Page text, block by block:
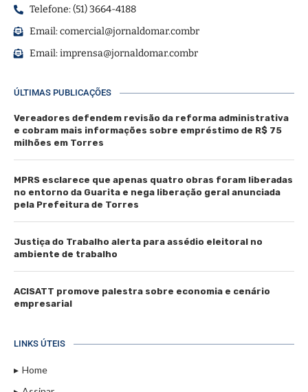
Telefone: (51) 3664-4188
Email:comercial@jornaldomar.combr
Email:imprensa@jornaldomar.combr
ÚLTIMAS PUBLICAÇÕES
Vereadores defendem revisão da reforma administrativa
e cobram mais informações sobre empréstimo de R$ 75
milhões em Torres
MPRS esclarece que apenas quatro obras foram liberadas
no entorno da Guarita e nega liberação geral anunciada
pela Prefeitura de Torres
Justiça do Trabalho alerta para assédio eleitoral no
ambiente de trabalho
ACISATT promove palestra sobre economia e cenário
empresarial
LINKS ÚTEIS
Home